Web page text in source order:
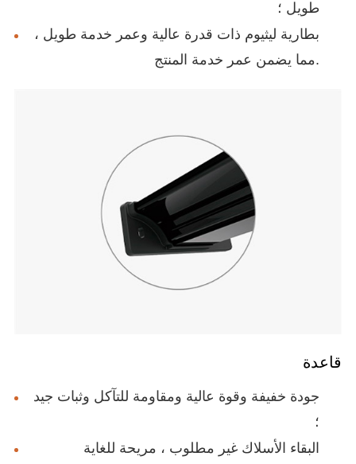
طويل ؛
بطارية ليثيوم ذات قدرة عالية وعمر خدمة طويل ،
مما يضمن عمر خدمة المنتج.
قاعدة
جودة خفيفة وقوة عالية ومقاومة للتآكل وثبات جيد
؛
البقاء الأسلاك غير مطلوب ، مريحة للغاية